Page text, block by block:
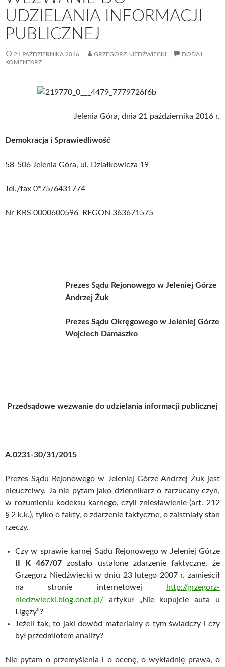
UDZIELANIA INFORMACJI
PUBLICZNEJ
21 PAŹDZIERNIKA 2016 GRZEGORZ NIEDŹWIECKI
DODAJ
KOMENTARZ
Jelenia Góra, dnia 21 października 2016 r.
Demokracja i Sprawiedliwość
58-506 Jelenia Góra, ul. Działkowicza 19
Tel./fax 0*75/6431774
Nr KRS 0000600596 REGON 363671575
Prezes Sądu Rejonowego w Jeleniej Górze
Andrzej Żuk
Prezes Sądu Okręgowego w Jeleniej Górze
Wojciech Damaszko
Przedsądowe wezwanie do udzielania informacji publicznej
A.0231-30/31/2015
Prezes Sądu Rejonowego w Jeleniej Górze Andrzej Żuk jest
nieuczciwy. Ja nie pytam jako dziennikarz o zarzucany czyn,
w rozumieniu kodeksu karnego, czyli zniesławienie (art. 212
§ 2 k.k.), tylko o fakty, o zdarzenie faktyczne, o zaistniały stan
rzeczy.
Czy w sprawie karnej Sądu Rejonowego w Jeleniej Górze
II K 467/07 zostało ustalone zdarzenie faktyczne, że
Grzegorz Niedźwiecki w dniu 23 lutego 2007 r. zamieścił
na stronie internetowej
http://grzegorz-
niedzwiecki.blog.onet.pl/ artykuł „Nie kupujcie auta u
Ligęzy”?
Jeżeli tak, to jaki dowód materialny o tym świadczy i czy
był przedmiotem analizy?
Nie pytam o przemyślenia i o ocenę, o wykładnię prawa, o